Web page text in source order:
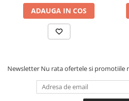
Sintetizatoare
Standuri si stative de monitoare
Subwoofere de studio
Accesorii pentru lumini
ADAUGA IN COS
Newsletter Nu rata ofertele si promotiile